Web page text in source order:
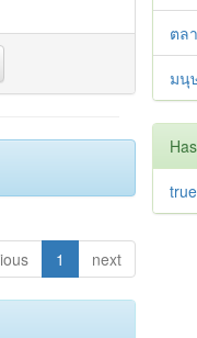
1 next
ตล
มนุ
true